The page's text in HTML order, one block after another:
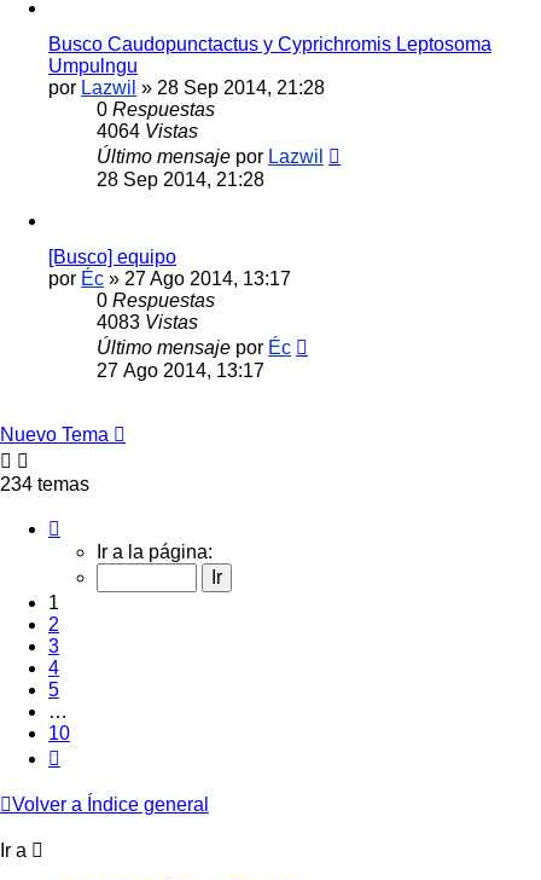
Busco Caudopunctactus y Cyprichromis Leptosoma
Umpulngu
por Lazwil » 28 Sep 2014, 21:28
0 Respuestas
4064 Vistas
Último mensaje por Lazwil
28 Sep 2014, 21:28
[Busco] equipo
por Éc » 27 Ago 2014, 13:17
0 Respuestas
4083 Vistas
Último mensaje por Éc
27 Ago 2014, 13:17
Nuevo Tema
234 temas
10
Ir a la página:
1
2
3
4
5
…
10
Volver a Índice general
Ir a